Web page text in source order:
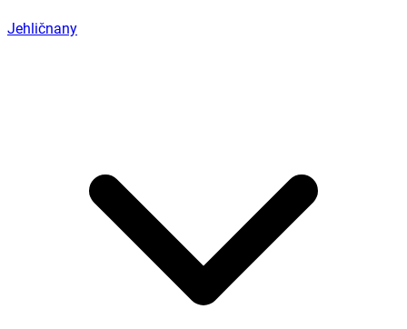
Jehličnany